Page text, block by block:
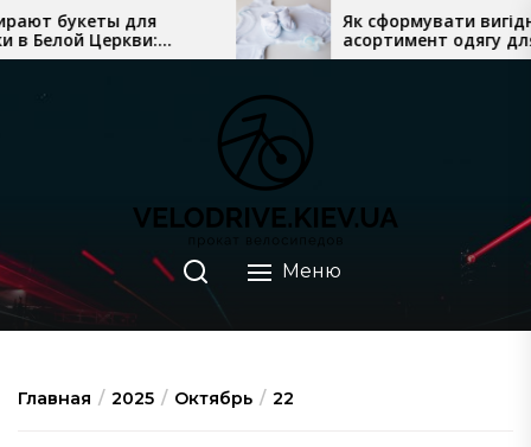
Перейти
к
букеты для
Белой Церкви:
флориста до курьера
Як сформувати
асортимент одягу для
новонароджених у
Меню
Главная 2025 Октябрь 22